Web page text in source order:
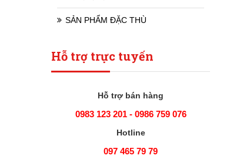
SẢN PHẨM ĐẶC THÙ
Hỗ trợ trực tuyến
Hỗ trợ bán hàng
0983 123 201 - 0986 759 076
Hotline
097 465 79 79